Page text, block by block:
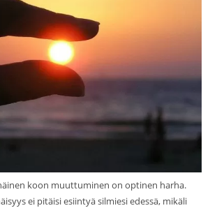
koon muuttuminen on optinen harha.
ei pitäisi esiintyä silmiesi edessä, mikäli